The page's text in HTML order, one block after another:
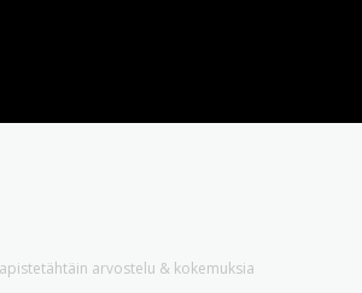
arvostelu & kokemuksia